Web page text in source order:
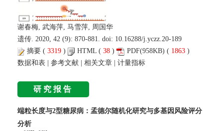
谢春梅, 武海萍, 马雪萍, 周国华
遗传. 2020, 42 (9): 870-881. doi: 10.16288/j.yczz.20-189
摘要 ( 3319 ) HTML ( 38 ) PDF(958KB) ( 1863 )
数据和表
参考文献 相关文章 计量指标
研究报告
端粒长度与2型糖尿病：孟德尔随机化研究与多基因风险评分
分析